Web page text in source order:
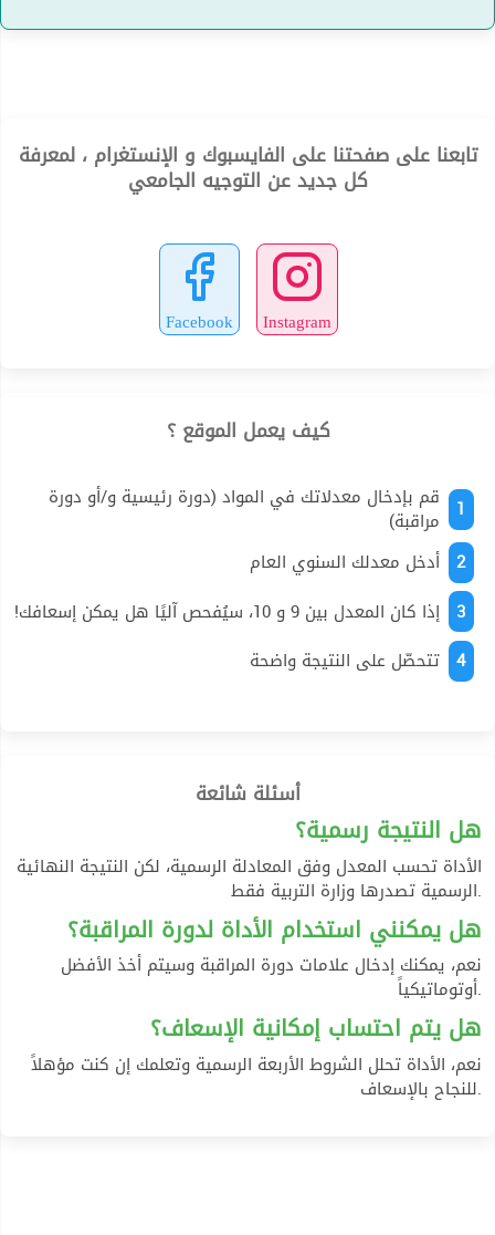
تابعنا على صفحتنا على الفايسبوك و الإنستغرام ، لمعرفة
كل جديد عن التوجيه الجامعي
Facebook Instagram
كيف يعمل الموقع ؟
1 قم بإدخال معدلاتك في المواد (دورة رئيسية و/أو دورة
مراقبة)
2 أدخل معدلك السنوي العام
3 إذا كان المعدل بين 9 و 10، سيُفحص آليًا هل يمكن إسعافك!
4 تتحصّل على النتيجة واضحة
أسئلة شائعة
هل النتيجة رسمية؟
الأداة تحسب المعدل وفق المعادلة الرسمية، لكن النتيجة النهائية
الرسمية تصدرها وزارة التربية فقط.
هل يمكنني استخدام الأداة لدورة المراقبة؟
نعم، يمكنك إدخال علامات دورة المراقبة وسيتم أخذ الأفضل
أوتوماتيكياً.
هل يتم احتساب إمكانية الإسعاف؟
نعم، الأداة تحلل الشروط الأربعة الرسمية وتعلمك إن كنت مؤهلاً
للنجاح بالإسعاف.